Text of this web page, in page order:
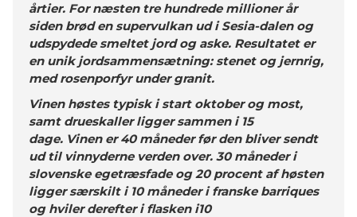
årtier. For næsten tre hundrede millioner år
siden brød en supervulkan ud i Sesia-dalen og
udspydede smeltet jord og aske. Resultatet er
en unik jordsammensætning: stenet og jernrig,
med rosenporfyr under granit.
Vinen høstes typisk i start oktober og most,
samt drueskaller ligger sammen i 15
dage. Vinen er 40 måneder før den bliver sendt
ud til vinnyderne verden over. 30 måneder i
slovenske egetræsfade og 20 procent af høsten
ligger særskilt i 10 måneder i franske barriques
og hviler derefter i flasken i10